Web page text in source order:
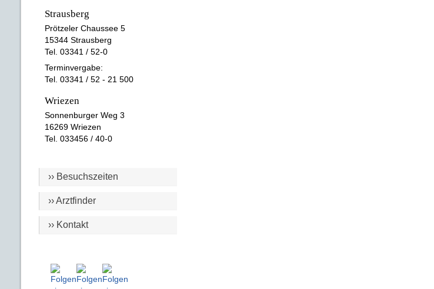
Strausberg
Prötzeler Chaussee 5
15344 Strausberg
Tel. 03341 / 52-0
Terminvergabe:
Tel. 03341 / 52 - 21 500
Wriezen
Sonnenburger Weg 3
16269 Wriezen
Tel. 033456 / 40-0
›› Besuchszeiten
›› Arztfinder
›› Kontakt